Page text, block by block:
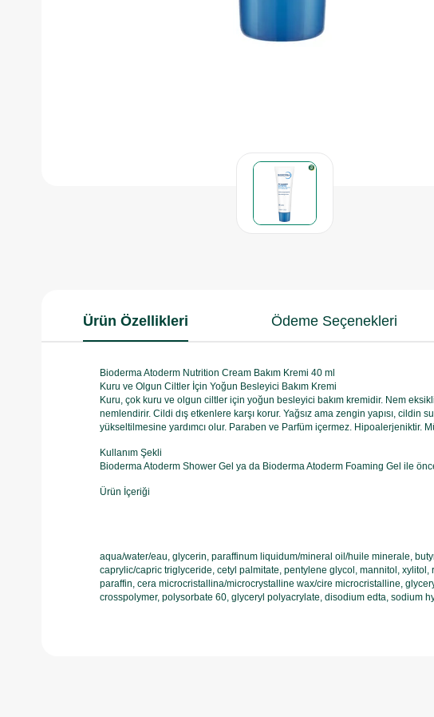
Ürün Özellikleri Ödeme Seçenekleri
Bioderma Atoderm Nutrition Cream Bakım Kremi 40 ml
Kuru ve Olgun Ciltler İçin Yoğun Besleyici Bakım Kremi
Kuru, çok kuru ve olgun ciltler için yoğun besleyici bakım kremidir. Nem
nemlendirir. Cildi dış etkenlere karşı korur. Yağsız ama zengin yapısı, cildin
yükseltilmesine yardımcı olur. Paraben ve Parfüm içermez. Hipoalerjeniktir.
Kullanım Şekli
Bioderma Atoderm Shower Gel ya da Bioderma Atoderm Foaming Gel ile
Ürün İçeriği
aqua/water/eau, glycerin, paraffinum liquidum/mineral oil/huile minerale,
caprylic/capric triglyceride, cetyl palmitate, pentylene glycol, mannitol,
paraffin, cera microcristallina/microcrystalline wax/cire microcristalline,
crosspolymer, polysorbate 60, glyceryl polyacrylate, disodium edta, sodium